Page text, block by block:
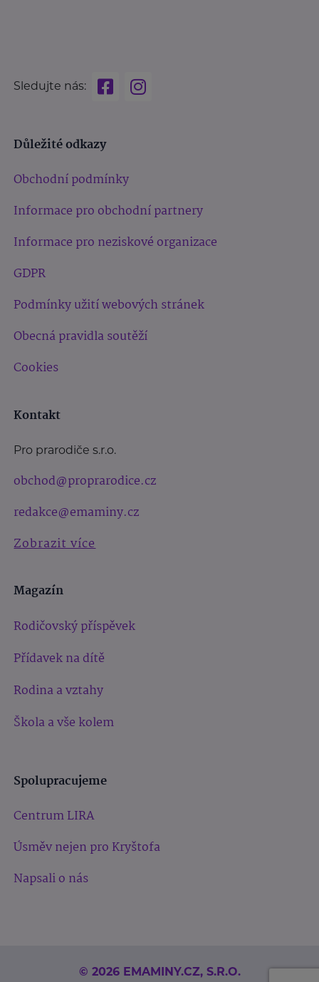
Sledujte nás:
Důležité odkazy
Obchodní podmínky
Informace pro obchodní partnery
Informace pro neziskové organizace
GDPR
Podmínky užití webových stránek
Obecná pravidla soutěží
Cookies
Kontakt
Pro prarodiče s.r.o.
obchod@proprarodice.cz
redakce@emaminy.cz
Zobrazit více
Magazín
Rodičovský příspěvek
Přídavek na dítě
Rodina a vztahy
Škola a vše kolem
Spolupracujeme
Centrum LIRA
Úsměv nejen pro Kryštofa
Napsali o nás
© 2026 EMAMINY.CZ, S.R.O.